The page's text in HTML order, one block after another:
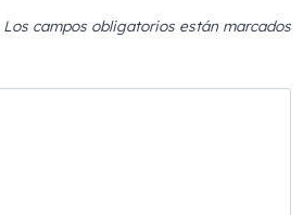
Los campos obligatorios están marcados